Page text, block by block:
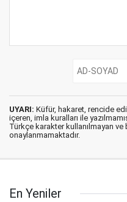
UYARI: Küfür, hakaret, rencide
içeren, imla kuralları ile
Türkçe karakter kullanılmayan ve
onaylanmamaktadır.
En Yeniler